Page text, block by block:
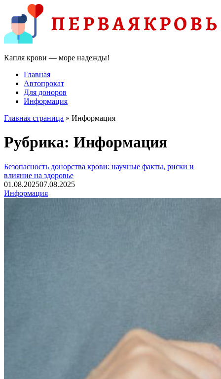
Капля крови — море надежды!
Главная
Автопрокат
Для доноров
Информация
Главная страница » Информация
Рубрика: Информация
Безопасность донорства крови: научные факты, риски и
влияние на здоровье
01.08.202507.08.2025
Информация